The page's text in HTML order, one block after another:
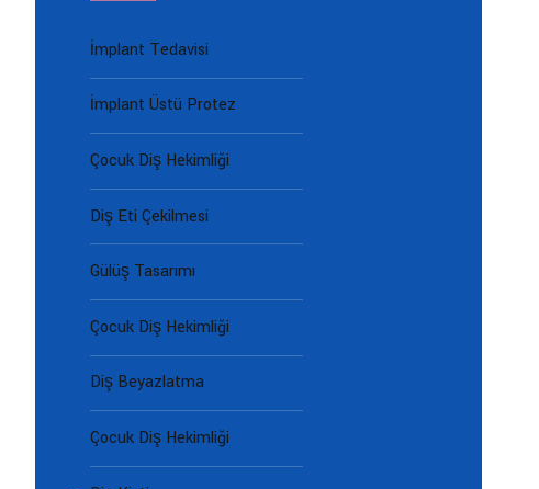
İmplant Tedavisi
İmplant Üstü Protez
Çocuk Diş Hekimliği
Diş Eti Çekilmesi
Gülüş Tasarımı
Çocuk Diş Hekimliği
Diş Beyazlatma
Çocuk Diş Hekimliği